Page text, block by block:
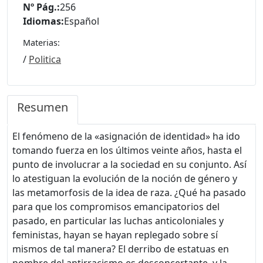
Nº Pág.:256
Idiomas:Español
Materias:
/ Politica
Resumen
El fenómeno de la «asignación de identidad» ha ido
tomando fuerza en los últimos veinte años, hasta el
punto de involucrar a la sociedad en su conjunto. Así
lo atestiguan la evolución de la noción de género y
las metamorfosis de la idea de raza. ¿Qué ha pasado
para que los compromisos emancipatorios del
pasado, en particular las luchas anticoloniales y
feministas, hayan se hayan replegado sobre sí
mismos de tal manera? El derribo de estatuas en